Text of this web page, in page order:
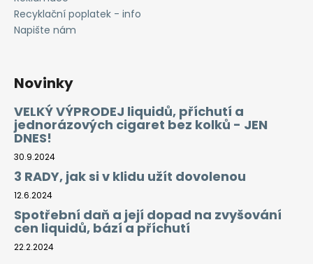
Recyklační poplatek - info
Napište nám
Novinky
VELKÝ VÝPRODEJ liquidů, příchutí a
jednorázových cigaret bez kolků - JEN
DNES!
30.9.2024
3 RADY, jak si v klidu užít dovolenou
12.6.2024
Spotřební daň a její dopad na zvyšování
cen liquidů, bází a příchutí
22.2.2024